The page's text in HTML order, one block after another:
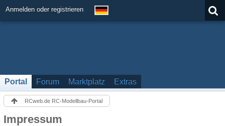
Anmelden oder registrieren
Portal Forum Marktplatz Extras
RCweb.de RC-Modellbau-Portal
Impressum